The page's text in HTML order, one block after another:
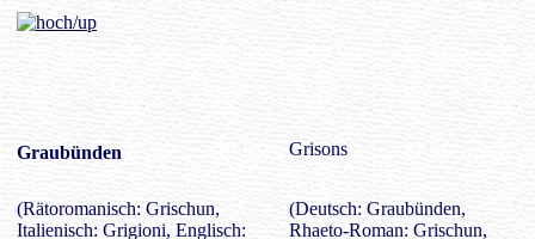
Graubünden Grisons
(Rätoromanisch: Grischun,
Italienisch: Grigioni, Englisch:
(Deutsch: Graubünden,
Rhaeto-Roman: Grischun,